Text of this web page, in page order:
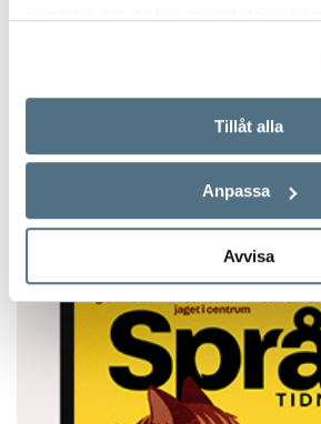
Tillåt alla
Anpassa
Avvisa